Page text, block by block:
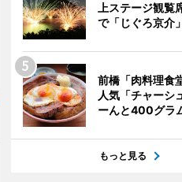
上ステージ観覧
で「じぐろ京介」
前橋「肉料理食
人気「チャーシ
ーんと400グラ
もっと見る